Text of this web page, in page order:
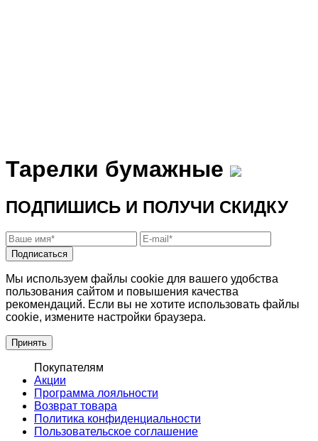
Тарелки бумажные
ПОДПИШИСЬ И ПОЛУЧИ СКИДКУ
Подписаться
Мы используем файлы cookie для вашего удобства
пользования сайтом и повышения качества
рекомендаций. Если вы не хотите использовать файлы
cookie, измените настройки браузера.
Принять
Покупателям
Акции
Программа лояльности
Возврат товара
Политика конфиденциальности
Пользовательское соглашение